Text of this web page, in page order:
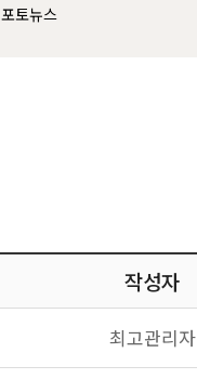
포토뉴스
작성자
최고관리자